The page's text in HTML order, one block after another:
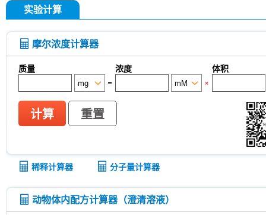
D-Fructose-1,6-diphosphate trisodium salt
DHA (Docosahexaenoic Acid)
AGI 1067
CTX-0294885
P7C3-A20 IPTG
PZ-2891
monophosphate
Thioacetamide
N-butyl-N-(4-hydroxybutyl)
Skimmianine
Achyranthes bidentata root Extract
MRTX0902
cellulose (Viscosity:100000mPa.s)
Ovalbumin
Samrotamab (Anti-LRRC15 / LIB)
Anti-DKK1
Sortilin / SORT1)
Anti-mouse Ly6G/Ly6C (Gr-
Anti-rat Kappa Immunoglobulin Light Chain-
p27
[J23P13]
Cytokeratin 17 Antibody (Rabbit
[A17G4]
NDUFB8 Antibody (Rabbit mAb)
mAb) [G24G18]
X5050
ITCH Antibody
Junctional Adhesion Molecule 1/JAM-A
mAb) [E19P8]
COUP-TFII Antibody (Rabbit
实验计算
摩尔浓度计算器
质量 浓度
体积
=
×
计算 重置
稀释计算器 分子量计算器
动物体内配方计算器（澄清溶液）